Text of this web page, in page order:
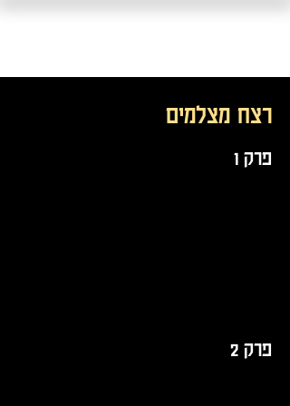
רצח מצלמים
פרק 1
פרק 2